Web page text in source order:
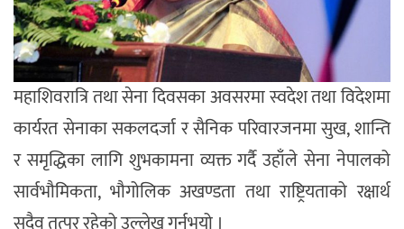
महाशिवरात्रि तथा सेना दिवसका अवसरमा स्वदेश तथा विदेशमा
कार्यरत सेनाका सकलदर्जा र सैनिक परिवारजनमा सुख, शान्ति
र समृद्धिका लागि शुभकामना व्यक्त गर्दै उहाँले सेना नेपालको
सार्वभौमिकता, भौगोलिक अखण्डता तथा राष्ट्रियताको रक्षार्थ